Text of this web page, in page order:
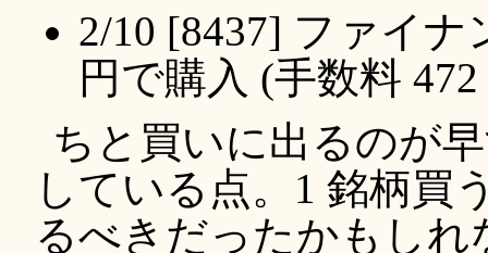
2/10 [8437] ファイナ
円で購入 (手数料
ちと買いに出るのが
している点。1 銘柄買
るべきだったかもしれ